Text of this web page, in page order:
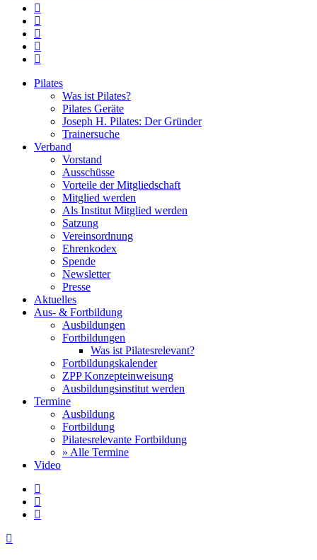
facebook
youtube
instagram
phone
email
Close
Pilates
Was ist Pilates?
Pilates Geräte
Joseph H. Pilates: Der Gründer
Trainersuche
Verband
Vorstand
Ausschüsse
Vorteile der Mitgliedschaft
Mitglied werden
Als Institut Mitglied werden
Satzung
Vereinsordnung
Ehrenkodex
Spende
Newsletter
Presse
Aktuelles
Aus- & Fortbildung
Ausbildungen
Fortbildungen
Was ist Pilatesrelevant?
Fortbildungskalender
ZPP Konzepteinweisung
Ausbildungsinstitut werden
Termine
Ausbildung
Fortbildung
Pilatesrelevante Fortbildung
» Alle Termine
Video
facebook
youtube
instagram